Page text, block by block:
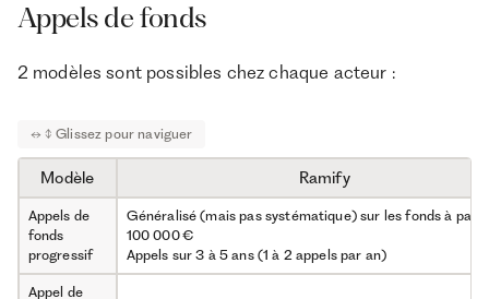
Appels de fonds
2 modèles sont possibles chez chaque acteur :
Modèle Ramify
Appels de
fonds
progressif
Généralisé (mais pas systématique) sur les fonds à
100 000 €
Appels sur 3 à 5 ans (1 à 2 appels par an)
Appel de